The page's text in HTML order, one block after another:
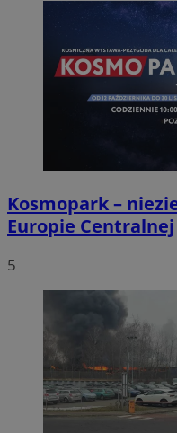
Kosmopark –
Europie Centralnej
5